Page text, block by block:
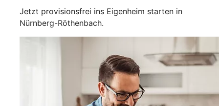
Jetzt provisionsfrei ins Eigenheim starten in
Nürnberg-Röthenbach.